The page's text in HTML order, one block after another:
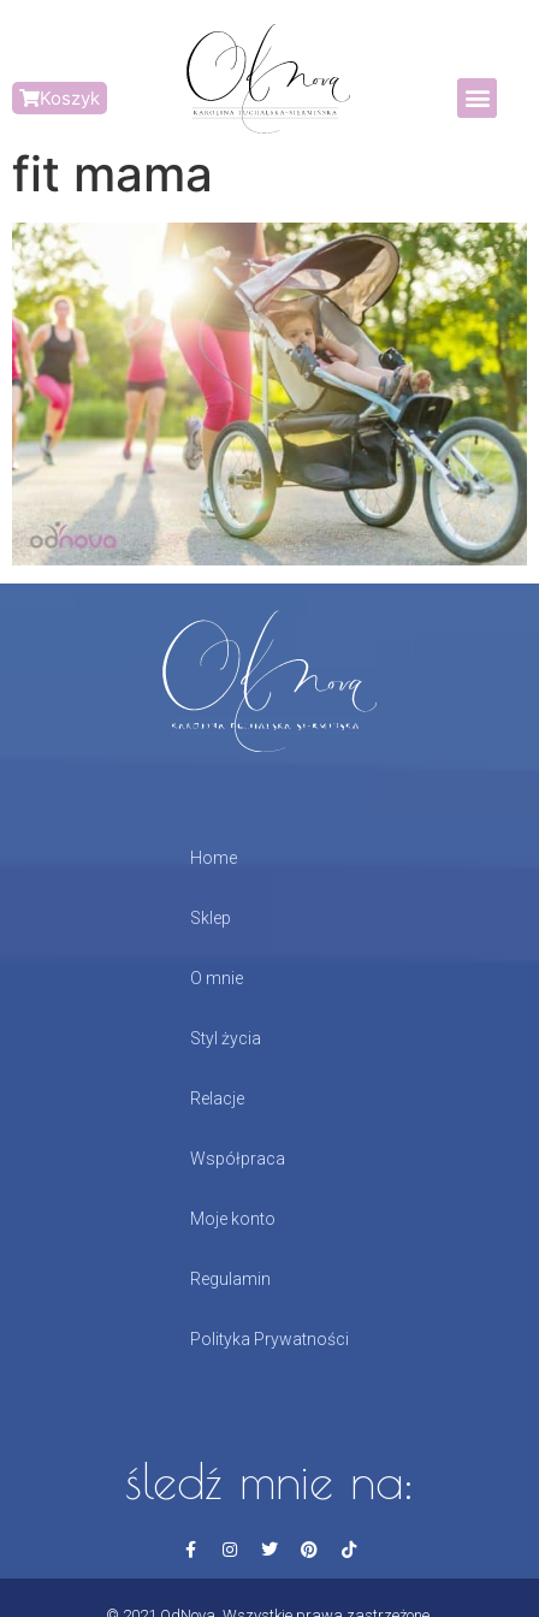
Koszyk
fit mama
Home
Sklep
O mnie
Styl życia
Relacje
Współpraca
Moje konto
Regulamin
Polityka Prywatności
śledź mnie na: